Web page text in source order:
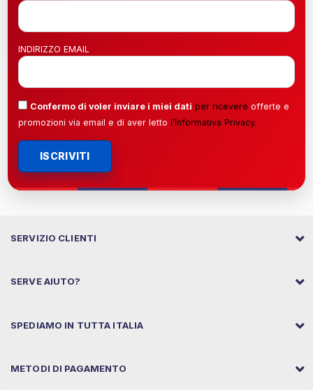
INDIRIZZO EMAIL
Confermo di voler inviare i miei dati per ricevere offerte e
promozioni via email e di aver letto l’Informativa Privacy.
ISCRIVITI
SERVIZIO CLIENTI
SERVE AIUTO?
SPEDIAMO IN TUTTA ITALIA
METODI DI PAGAMENTO